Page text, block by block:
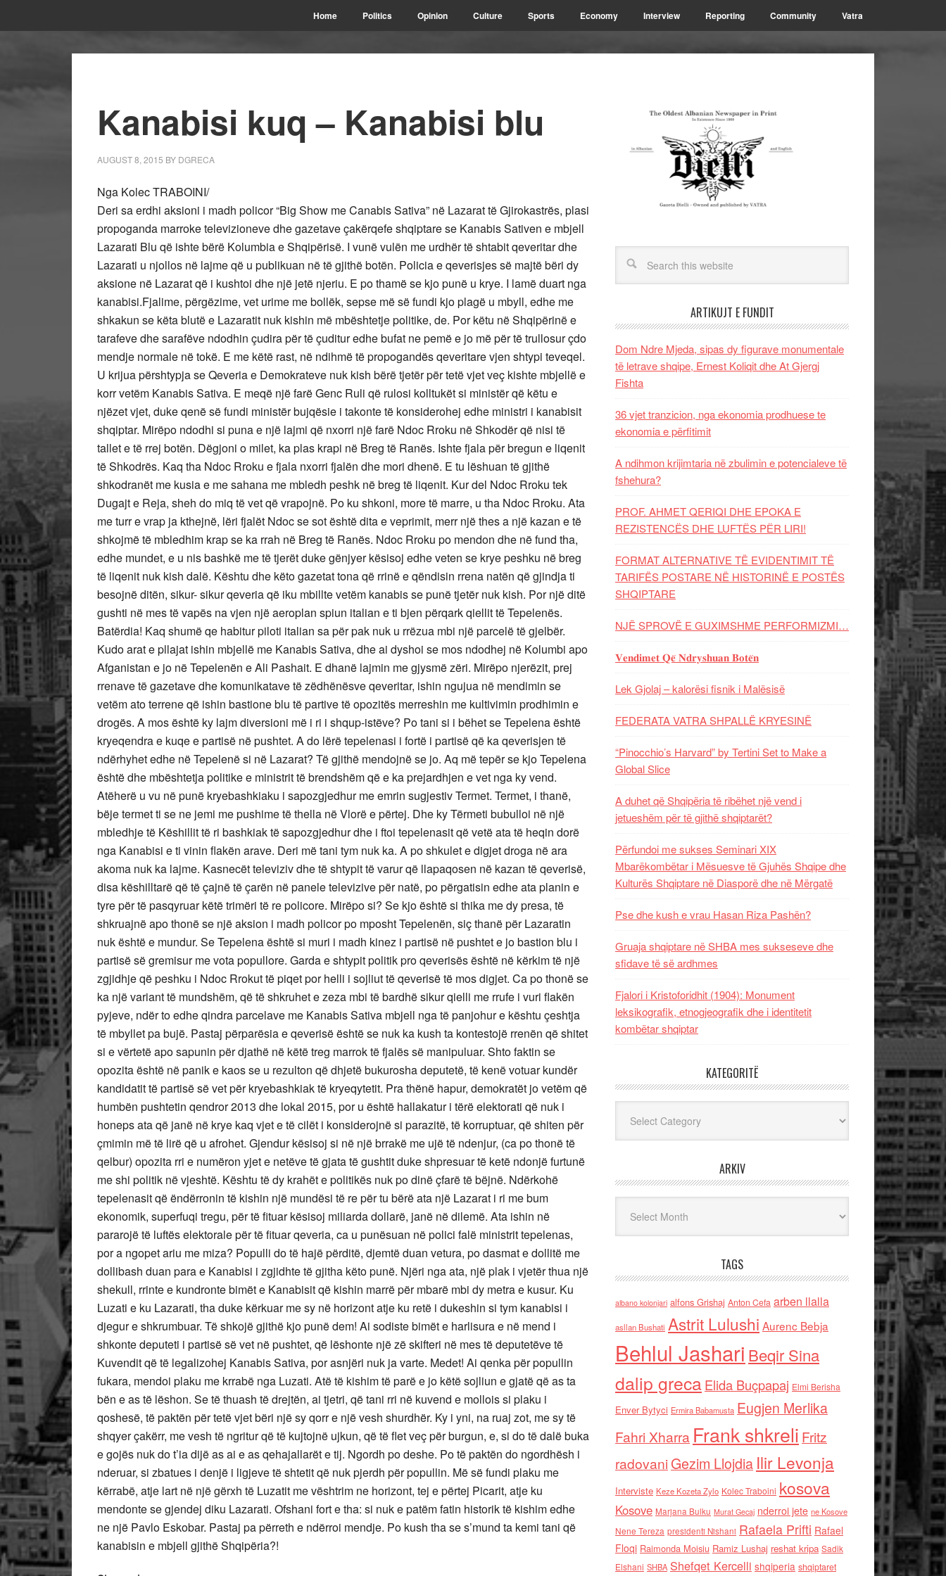
Home Politics Opinion Culture Sports Economy Interview Reporting Community Vatra
Kanabisi kuq – Kanabisi blu
AUGUST 8, 2015 BY DGRECA
Nga Kolec TRABOINI/
Deri sa erdhi aksioni i madh policor “Big Show me Canabis Sativa” në Lazarat të Gjirokastrës, plasi
propoganda marroke televizioneve dhe gazetave çakërqefe shqiptare se Kanabis Sativen e mbjell
Lazarati Blu që ishte bërë Kolumbia e Shqipërisë. I vunë vulën me urdhër të shtabit qeveritar dhe
Lazarati u njollos në lajme që u publikuan në të gjithë botën. Policia e qeverisjes së majtë bëri dy
aksione në Lazarat që i kushtoi dhe një jetë njeriu. E po thamë se kjo punë u krye. I lamë duart nga
kanabisi.Fjalime, përgëzime, vet urime me bollëk, sepse më së fundi kjo plagë u mbyll, edhe me
shkakun se këta blutë e Lazaratit nuk kishin më mbështetje politike, de. Por këtu në Shqipërinë e
tarafeve dhe sarafëve ndodhin çudira për të çuditur edhe bufat ne pemë e jo më për të trullosur çdo
mendje normale në tokë. E me këtë rast, në ndihmë të propogandës qeveritare vjen shtypi teveqel.
U krijua përshtypja se Qeveria e Demokrateve nuk kish bërë tjetër për tetë vjet veç kishte mbjellë e
korr vetëm Kanabis Sativa. E meqë një farë Genc Ruli që rulosi kolltukët si ministër që këtu e
njëzet vjet, duke qenë së fundi ministër bujqësie i takonte të konsiderohej edhe ministri i kanabisit
shqiptar. Mirëpo ndodhi si puna e një lajmi që nxorri një farë Ndoc Rroku në Shkodër që nisi të
tallet e të rrej botën. Dëgjoni o milet, ka plas krapi në Breg të Ranës. Ishte fjala për bregun e liqenit
të Shkodrës. Kaq tha Ndoc Rroku e fjala nxorri fjalën dhe mori dhenë. E tu lëshuan të gjithë
shkodranët me kusia e me sahana me mbledh peshk në breg të liqenit. Kur del Ndoc Rroku tek
Dugajt e Reja, sheh do miq të vet që vrapojnë. Po ku shkoni, more të marre, u tha Ndoc Rroku. Ata
me turr e vrap ja kthejnë, lëri fjalët Ndoc se sot është dita e veprimit, merr një thes a një kazan e të
shkojmë të mbledhim krap se ka rrah në Breg të Ranës. Ndoc Rroku po mendon dhe në fund tha,
edhe mundet, e u nis bashkë me të tjerët duke gënjyer kësisoj edhe veten se krye peshku në breg
të liqenit nuk kish dalë. Kështu dhe këto gazetat tona që rrinë e qëndisin rrena natën që gjindja ti
besojnë ditën, sikur- sikur qeveria që iku mbillte vetëm kanabis se punë tjetër nuk kish. Por një ditë
gushti në mes të vapës na vjen një aeroplan spiun italian e ti bjen përqark qiellit të Tepelenës.
Batërdia! Kaq shumë qe habitur piloti italian sa për pak nuk u rrëzua mbi një parcelë të gjelbër.
Kudo arat e pllajat ishin mbjellë me Kanabis Sativa, dhe ai dyshoi se mos ndodhej në Kolumbi apo
Afganistan e jo në Tepelenën e Ali Pashait. E dhanë lajmin me gjysmë zëri. Mirëpo njerëzit, prej
rrenave të gazetave dhe komunikatave të zëdhënësve qeveritar, ishin ngujua në mendimin se
vetëm ato terrene që ishin bastione blu të partive të opozitës merreshin me kultivimin prodhimin e
drogës. A mos është ky lajm diversioni më i ri i shqup-istëve? Po tani si i bëhet se Tepelena është
kryeqendra e kuqe e partisë në pushtet. A do lërë tepelenasi i fortë i partisë që ka qeverisjen të
ndërhyhet edhe në Tepelenë si në Lazarat? Të gjithë mendojnë se jo. Aq më tepër se kjo Tepelena
është dhe mbështetja politike e ministrit të brendshëm që e ka prejardhjen e vet nga ky vend.
Atëherë u vu në punë kryebashkiaku i sapozgjedhur me emrin sugjestiv Termet. Termet, i thanë,
bëje termet ti se ne jemi me pushime të thella në Vlorë e përtej. Dhe ky Tërmeti bubulloi në një
mbledhje të Këshillit të ri bashkiak të sapozgjedhur dhe i ftoi tepelenasit që vetë ata të heqin dorë
nga Kanabisi e ti vinin flakën arave. Deri më tani tym nuk ka. A po shkulet e digjet droga në ara
akoma nuk ka lajme. Kasnecët televiziv dhe të shtypit të varur që llapaqosen në kazan të qeverisë,
disa këshilltarë që të çajnë të çarën në panele televizive për natë, po përgatisin edhe ata planin e
tyre për të pasqyruar këtë trimëri të re policore. Mirëpo si? Se kjo është si thika me dy presa, të
shkruajnë apo thonë se një aksion i madh policor po mposht Tepelenën, siç thanë për Lazaratin
nuk është e mundur. Se Tepelena është si muri i madh kinez i partisë në pushtet e jo bastion blu i
partisë së gremisur me vota popullore. Garda e shtypit politik pro qeverisës është në kërkim të një
zgjidhje që peshku i Ndoc Rrokut të piqet por helli i sojliut të qeverisë të mos digjet. Ca po thonë se
ka një variant të mundshëm, që të shkruhet e zeza mbi të bardhë sikur qielli me rrufe i vuri flakën
pyjeve, ndër to edhe qindra parcelave me Kanabis Sativa mbjell nga të panjohur e kështu çeshtja
të mbyllet pa bujë. Pastaj përparësia e qeverisë është se nuk ka kush ta kontestojë rrenën që shitet
si e vërtetë apo sapunin për djathë në këtë treg marrok të fjalës së manipuluar. Shto faktin se
opozita është në panik e kaos se u rezulton që dhjetë bukurosha deputetë, të kenë votuar kundër
kandidatit të partisë së vet për kryebashkiak të kryeqytetit. Pra thënë hapur, demokratët jo vetëm që
humbën pushtetin qendror 2013 dhe lokal 2015, por u është hallakatur i tërë elektorati që nuk i
honeps ata që janë në krye kaq vjet e të cilët i konsiderojnë si parazitë, të korruptuar, që shiten për
çmimin më të lirë që u afrohet. Gjendur kësisoj si në një brrakë me ujë të ndenjur, (ca po thonë të
qelbur) opozita rri e numëron yjet e netëve të gjata të gushtit duke shpresuar të ketë ndonjë furtunë
me shi politik në vjeshtë. Kështu të dy krahët e politikës nuk po dinë çfarë të bëjnë. Ndërkohë
tepelenasit që ëndërronin të kishin një mundësi të re për tu bërë ata një Lazarat i ri me bum
ekonomik, superfuqi tregu, për të fituar kësisoj miliarda dollarë, janë në dilemë. Ata ishin në
pararojë të luftës elektorale për të fituar qeveria, ca u punësuan në polici falë ministrit tepelenas,
por a ngopet ariu me miza? Populli do të hajë përditë, djemtë duan vetura, po dasmat e dollitë me
dollibash duan para e Kanabisi i zgjidhte të gjitha këto punë. Njëri nga ata, një plak i vjetër thua një
shekull, rrinte e kundronte bimët e Kanabisit që kishin marrë për mbarë mbi dy metra e kusur. Ku
Luzati e ku Lazarati, tha duke kërkuar me sy në horizont atje ku retë i dukeshin si tym kanabisi i
djegur e shkrumbuar. Të shkojë gjithë kjo punë dem! Ai sodiste bimët e harlisura e në mend i
shkonte deputeti i partisë së vet në pushtet, që lëshonte një zë skifteri në mes të deputetëve të
Kuvendit që të legalizohej Kanabis Sativa, por asnjëri nuk ja varte. Medet! Ai qenka për popullin
fukara, mendoi plaku me krrabë nga Luzati. Atë të kishim të parë e jo këtë sojliun e gjatë që as ta
bën e as të lëshon. Se të thuash të drejtën, ai tjetri, që tani rri në kuvend e mollois si plaku i
qoshesë, të paktën për tetë vjet bëri një sy qorr e një vesh shurdhër. Ky i yni, na ruaj zot, me sy të
shqyer çakërr, me vesh të ngritur që të kujtojnë ujkun, që të flet veç për burgun, e, si do të dalë buka
e gojës nuk do t’ia dijë as ai e as qehajallarët e tij. Ngordh po deshe. Po të paktën do ngordhësh i
nderuar, si zbatues i denjë i ligjeve të shtetit që nuk pjerdh për popullin. Më së fundi plaku me
kërrabë, atje lart në një gërxh të Luzatit me vështrim ne horizont, tej e përtej Picarit, atje ku
mendonte se gjendej diku Lazarati. Ofshani fort e tha: si nuk e patëm fatin historik të kishim edhe
ne një Pavlo Eskobar. Pastaj pa përreth e ndërroi mendje. Po kush tha se s’mund ta kemi tani që
kanabisin e mbjell gjithë Shqipëria?!
ARTIKUJT E FUNDIT
Dom Ndre Mjeda, sipas dy figurave monumentale
të letrave shqipe, Ernest Koliqit dhe At Gjergj
Fishta
36 vjet tranzicion, nga ekonomia prodhuese te
ekonomia e përfitimit
A ndihmon krijimtaria në zbulimin e potencialeve të
fshehura?
PROF. AHMET QERIQI DHE EPOKA E
REZISTENCЁS DHE LUFTЁS PЁR LIRI!
FORMAT ALTERNATIVE TË EVIDENTIMIT TË
TARIFËS POSTARE NË HISTORINË E POSTËS
SHQIPTARE
NJË SPROVË E GUXIMSHME PERFORMIZMI…
𝐕𝐞𝐧𝐝𝐢𝐦𝐞𝐭 𝐐𝐞̈ 𝐍𝐝𝐫𝐲𝐬𝐡𝐮𝐚𝐧 𝐁𝐨𝐭𝐞̈𝐧
Lek Gjolaj – kalorësi fisnik i Malësisë
FEDERATA VATRA SHPALLË KRYESINË
“Pinocchio’s Harvard” by Tertini Set to Make a
Global Slice
A duhet që Shqipëria të ribëhet një vend i
jetueshëm për të gjithë shqiptarët?
Përfundoi me sukses Seminari XIX
Mbarëkombëtar i Mësuesve të Gjuhës Shqipe dhe
Kulturës Shqiptare në Diasporë dhe në Mërgatë
Pse dhe kush e vrau Hasan Riza Pashën?
Gruaja shqiptare në SHBA mes sukseseve dhe
sfidave të së ardhmes
Fjalori i Kristoforidhit (1904): Monument
leksikografik, etnogjeografik dhe i identitetit
kombëtar shqiptar
KATEGORITË
ARKIV
TAGS
albano kolonjari alfons Grishaj Anton Cefa arben llalla
asllan Bushati Astrit Lulushi Aurenc Bebja
Behlul Jashari Beqir Sina
dalip grecaElida Buçpapaj Elmi Berisha
Enver Bytyci Ermira Babamusta Eugjen Merlika
Fahri Xharra Frank shkreli Fritz
radovaniGezim Llojdia Ilir Levonja
Interviste Keze Kozeta Zylo Kolec Traboini kosova
Kosove Marjana Bulku Murat Gecaj nderroi jete ne Kosove
Nene Tereza presidenti Nishani Rafaela Prifti Rafael
Floqi Raimonda Moisiu Ramiz Lushaj reshat kripa Sadik
Elshani SHBA Shefqet Kercelli shqiperia shqiptaret